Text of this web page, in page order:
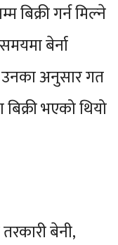
बिक्री गर्न मिल्ने
बेर्ना
उनका अनुसार गत
भएको थियो
बेनी,